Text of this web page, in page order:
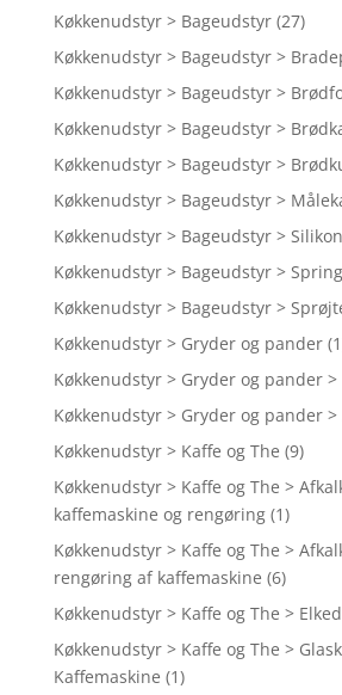
Køkkenudstyr > Bageudstyr (27)
Køkkenudstyr > Bageudstyr >
Køkkenudstyr > Bageudstyr >
Køkkenudstyr > Bageudstyr >
Køkkenudstyr > Bageudstyr >
Køkkenudstyr > Bageudstyr >
Køkkenudstyr > Bageudstyr >
Køkkenudstyr > Bageudstyr >
Køkkenudstyr > Bageudstyr >
Køkkenudstyr > Gryder og pander
Køkkenudstyr > Gryder og pander
Køkkenudstyr > Gryder og pander
Køkkenudstyr > Kaffe og The (9)
Køkkenudstyr > Kaffe og The >
kaffemaskine og rengøring (1)
Køkkenudstyr > Kaffe og The >
rengøring af kaffemaskine (6)
Køkkenudstyr > Kaffe og The >
Køkkenudstyr > Kaffe og The >
Kaffemaskine (1)